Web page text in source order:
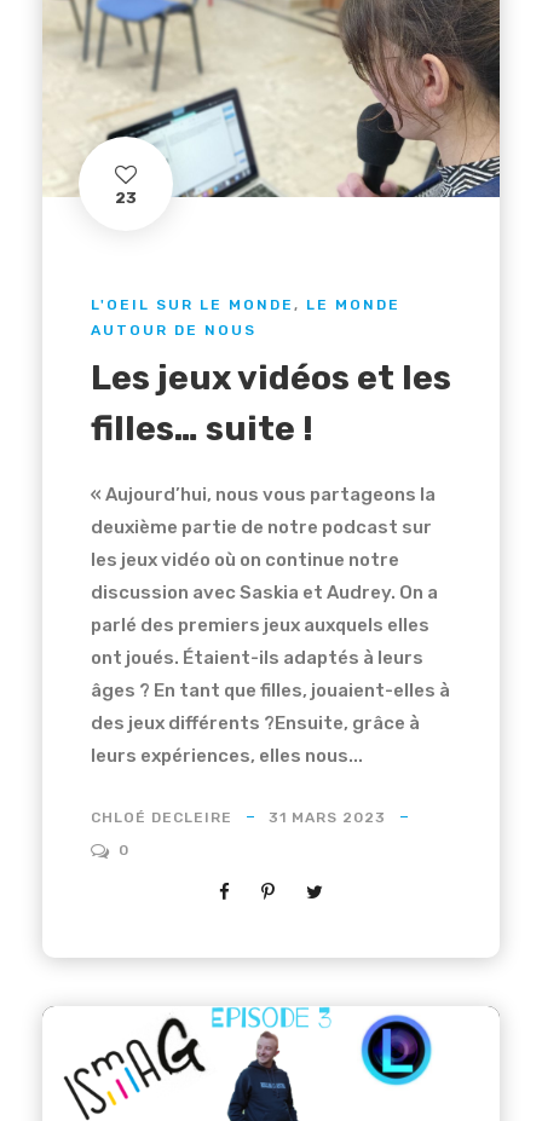
23
L'OEIL SUR LE MONDE , LE MONDE
AUTOUR DE NOUS
Les jeux vidéos et les
filles… suite !
« Aujourd’hui, nous vous partageons la
deuxième partie de notre podcast sur
les jeux vidéo où on continue notre
discussion avec Saskia et Audrey. On a
parlé des premiers jeux auxquels elles
ont joués. Étaient-ils adaptés à leurs
âges ? En tant que filles, jouaient-elles à
des jeux différents ?Ensuite, grâce à
leurs expériences, elles nous...
CHLOÉ DECLEIRE
31 MARS 2023
0